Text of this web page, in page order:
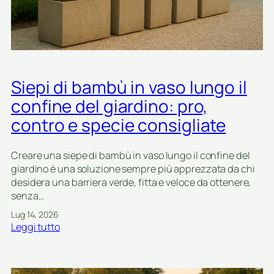
t
r
e
i
l
g
a
r
d
o
t
r
g
i
a
r
i
n
i
r
i
Siepi di bambù in vaso lungo il
confine del giardino: pro,
contro e specie consigliate
Creare una siepe di bambù in vaso lungo il confine del
giardino è una soluzione sempre più apprezzata da chi
desidera una barriera verde, fitta e veloce da ottenere,
senza…
Lug 14, 2026
Leggi tutto:
e